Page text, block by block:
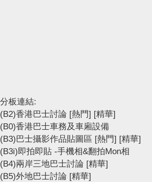
分板連結:
(B2)香港巴士討論 [熱門] [精華]
(B0)香港巴士車務及車廂設備
(B3)巴士攝影作品貼圖區 [熱門] [精華]
(B3i)即拍即貼 -手機相&翻拍Mon相
(B4)兩岸三地巴士討論 [精華]
(B5)外地巴士討論 [精華]